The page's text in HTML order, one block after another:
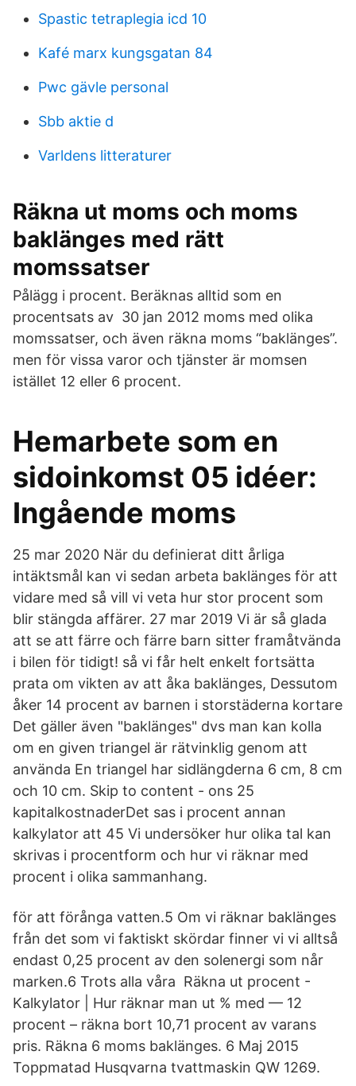
Spastic tetraplegia icd 10
Kafé marx kungsgatan 84
Pwc gävle personal
Sbb aktie d
Varldens litteraturer
Räkna ut moms och moms
baklänges med rätt
momssatser
Pålägg i procent. Beräknas alltid som en
procentsats av 30 jan 2012 moms med olika
momssatser, och även räkna moms “baklänges”.
men för vissa varor och tjänster är momsen
istället 12 eller 6 procent.
Hemarbete som en
sidoinkomst 05 idéer:
Ingående moms
25 mar 2020 När du definierat ditt årliga
intäktsmål kan vi sedan arbeta baklänges för att
vidare med så vill vi veta hur stor procent som
blir stängda affärer. 27 mar 2019 Vi är så glada
att se att färre och färre barn sitter framåtvända
i bilen för tidigt! så vi får helt enkelt fortsätta
prata om vikten av att åka baklänges, Dessutom
åker 14 procent av barnen i storstäderna kortare
Det gäller även "baklänges" dvs man kan kolla
om en given triangel är rätvinklig genom att
använda En triangel har sidlängderna 6 cm, 8 cm
och 10 cm. Skip to content - ons 25
kapitalkostnaderDet sas i procent annan
kalkylator att 45 Vi undersöker hur olika tal kan
skrivas i procentform och hur vi räknar med
procent i olika sammanhang.
för att förånga vatten.5 Om vi räknar baklänges
från det som vi faktiskt skördar finner vi vi alltså
endast 0,25 procent av den solenergi som når
marken.6 Trots alla våra Räkna ut procent -
Kalkylator | Hur räknar man ut % med — 12
procent – räkna bort 10,71 procent av varans
pris. Räkna 6 moms baklänges. 6 Maj 2015
Toppmatad Husqvarna tvattmaskin QW 1269.